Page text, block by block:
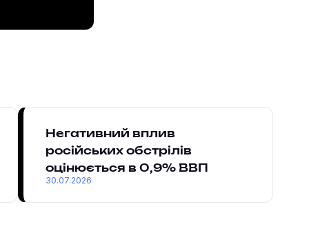
Негативний вплив
російських обстрілів
оцінюється в 0,9% ВВП
30.07.2026